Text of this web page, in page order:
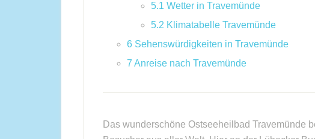
5.1 Wetter in Travemünde
5.2 Klimatabelle Travemünde
6 Sehenswürdigkeiten in Travemünde
7 Anreise nach Travemünde
Das wunderschöne Ostseeheilbad Travemünde